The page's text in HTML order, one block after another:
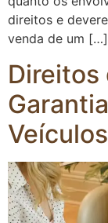
direitos e
venda de um […]
Direitos